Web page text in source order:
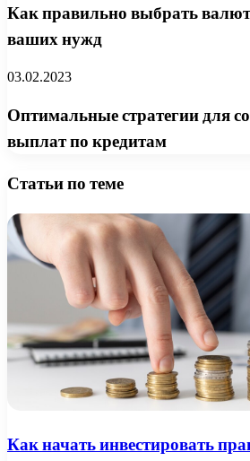
Как правильно выбрать
ваших нужд
03.02.2023
Оптимальные стратегии для
выплат по кредитам
Статьи по теме
Как начать инвестировать